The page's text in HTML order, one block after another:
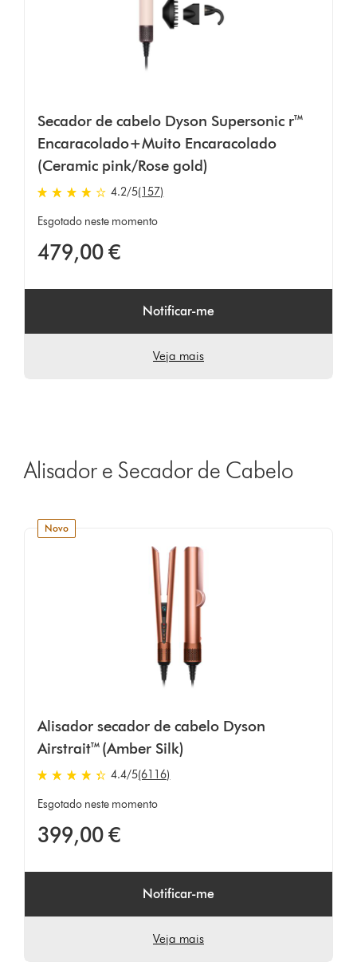
Secador de cabelo Dyson Supersonic r™
Encaracolado+Muito Encaracolado
(Ceramic pink/Rose gold)
4.2
estrelas
de
5
em
4.2/5(157)
Esgotado neste momento
479,00 €
Notificar-me
Veja mais
Alisador e Secador de Cabelo
novo
Alisador secador de cabelo Dyson
Airstrait™ (Amber Silk)
4.4
estrelas
5
6116
4.4/5(6116)
Esgotado neste momento
399,00 €
Notificar-me
Veja mais